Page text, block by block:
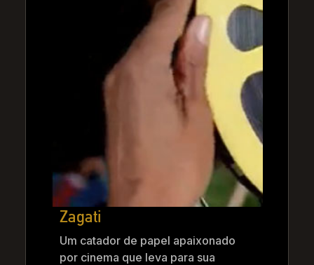
Zagati
Um catador de papel apaixonado
por cinema que leva para sua